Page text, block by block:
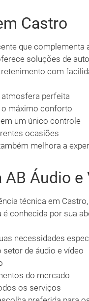
Castro
que complementa
soluções de
com
perfeita
o máximo conforto
um único controle
ocasiões
melhora a
Áudio e
técnica em
é conhecida por sua
necessidades
de áudio e vídeo
do mercado
os serviços